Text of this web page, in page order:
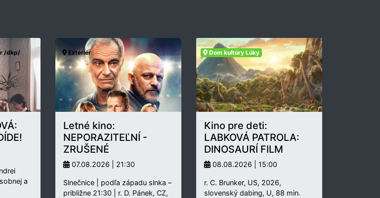
/dkp/
a
Exteriér
Letné kino:
NEPORAZITEĽNÍ -
ZRUŠENÉ
07.08.2026 | 21:30
Slnečnice | podľa západu slnka –
približne 21:30 | r. D. Pánek, CZ,
Dom kultúry Lúky
Kino pre deti:
LABKOVÁ PATROLA:
DINOSAURÍ FILM
08.08.2026 | 15:00
r. C. Brunker, US, 2026,
slovenský dabing, U, 88 min.